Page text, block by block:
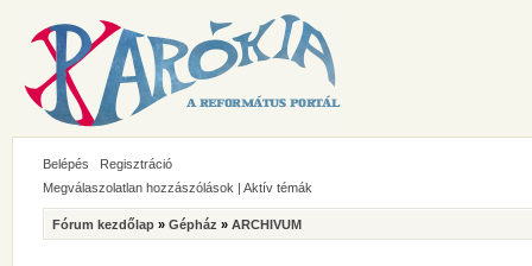
Belépés
Regisztráció
Megválaszolatlan hozzászólások | Aktív témák
Fórum kezdőlap » Gépház » ARCHIVUM